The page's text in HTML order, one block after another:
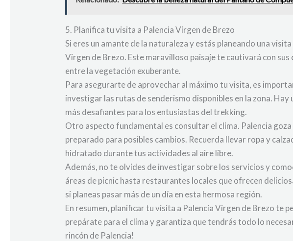
5. Planifica tu visita a Palencia Virgen de Brezo
Si eres un amante de la naturaleza y estás planeando una
Virgen de Brezo. Este maravilloso paisaje te cautivará con
entre la vegetación exuberante.
Para asegurarte de aprovechar al máximo tu visita, es
investigar las rutas de senderismo disponibles en la zona.
más desafiantes para los entusiastas del trekking.
Otro aspecto fundamental es consultar el clima. Palencia
preparado para posibles cambios. Recuerda llevar ropa y
hidratado durante tus actividades al aire libre.
Además, no te olvides de investigar sobre los servicios y
áreas de picnic hasta restaurantes locales que ofrecen
si planeas pasar más de un día en esta hermosa región.
En resumen, planificar tu visita a Palencia Virgen de Brezo
prepárate para el clima y garantiza que tendrás todo lo
rincón de Palencia!